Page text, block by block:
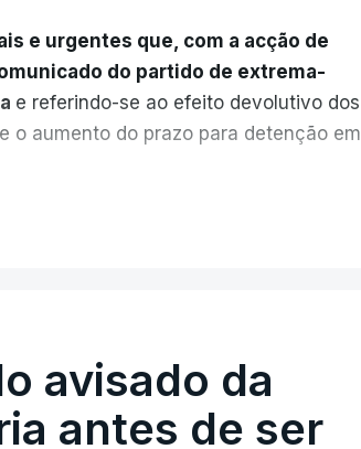
e urgentes que, com a acção de
do partido de extrema-
e referindo-se ao efeito devolutivo dos
o aumento do prazo para detenção em
o prazo de 60 dias, os imigrantes
e muito injusto para aqueles cidadãos
avisado da
antes de ser